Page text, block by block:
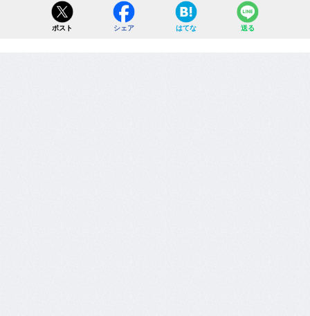
ポスト シェア はてな 送る